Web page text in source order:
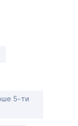
5-ти